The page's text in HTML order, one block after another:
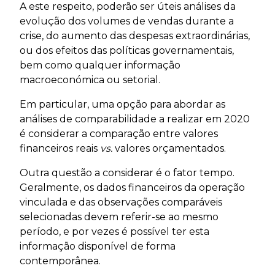
A este respeito, poderão ser úteis análises da
evolução dos volumes de vendas durante a
crise, do aumento das despesas extraordinárias,
ou dos efeitos das políticas governamentais,
bem como qualquer informação
macroeconómica ou setorial.
Em particular, uma opção para abordar as
análises de comparabilidade a realizar em 2020
é considerar a comparação entre valores
financeiros reais vs. valores orçamentados.
Outra questão a considerar é o fator tempo.
Geralmente, os dados financeiros da operação
vinculada e das observações comparáveis
selecionadas devem referir-se ao mesmo
período, e por vezes é possível ter esta
informação disponível de forma
contemporânea.